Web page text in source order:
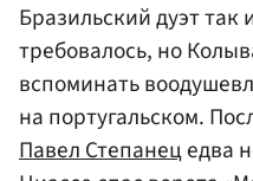
Бразильский дуэт так
требовалось, но
вспоминать
на португальском.
Павел Степанецедва